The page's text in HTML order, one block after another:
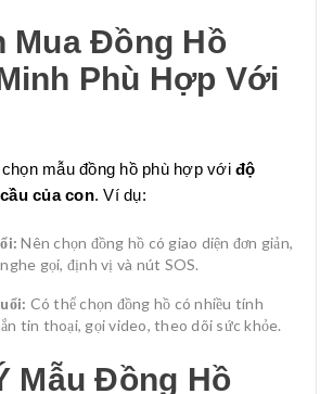
Mua Đồng Hồ
Phù Hợp Với
mẫu đồng hồ phù hợp với độ
của con. Ví dụ:
Nên chọn đồng hồ có giao diện đơn giản,
gọi, định vị và nút SOS.
Có thể chọn đồng hồ có nhiều tính
tin thoại, gọi video, theo dõi sức khỏe.
Mẫu Đồng Hồ